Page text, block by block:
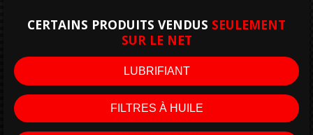
CERTAINS PRODUITS VENDUS SEULEMENT
SUR LE NET
LUBRIFIANT
FILTRES À HUILE